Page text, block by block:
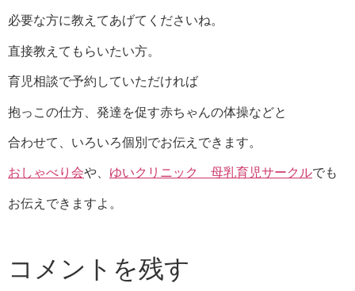
必要な方に教えてあげてくださいね。
直接教えてもらいたい方。
育児相談で予約していただければ
抱っこの仕方、発達を促す赤ちゃんの体操などと
合わせて、いろいろ個別でお伝えできます。
おしゃべり会や、 ゆいクリニック 母乳育児サークルでも
お伝えできますよ。
コメントを残す